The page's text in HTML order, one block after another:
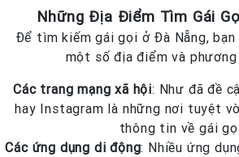
Những Địa Điểm Tìm Gái
Để tìm kiếm gái gọi ở Đà Nẵng,
một số địa điểm và
Các trang mạng xã hội: Như đã đề
hay Instagram là những nơi tuyệt
thông tin về gái
Các ứng dụng di động: Nhiều ứng